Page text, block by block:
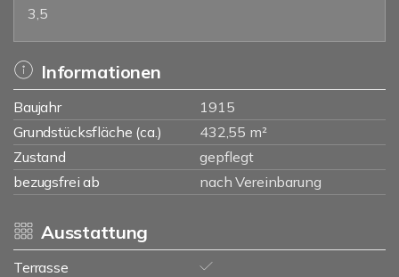
3,5
Informationen
Baujahr
1915
Grundstücksfläche (ca.)
432,55 m²
Zustand
gepflegt
bezugsfrei ab
nach Vereinbarung
Ausstattung
Terrasse